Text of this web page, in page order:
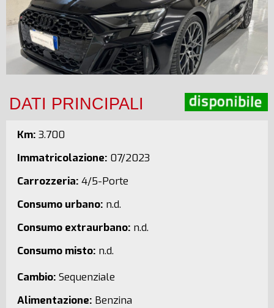
DATI PRINCIPALI
Km: 3.700
Immatricolazione: 07/2023
Carrozzeria: 4/5-Porte
Consumo urbano: n.d.
Consumo extraurbano: n.d.
Consumo misto: n.d.
Cambio: Sequenziale
Alimentazione: Benzina